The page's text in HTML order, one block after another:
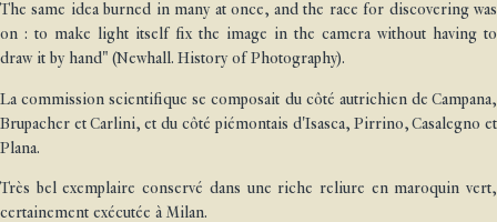
The same idea burned in many at once, and the race for discovering was
on : to make light itself fix the image in the camera without having to
draw it by hand" (Newhall. History of Photography).
La commission scientifique se composait du côté autrichien de Campana,
Brupacher et Carlini, et du côté piémontais d'Isasca, Pirrino, Casalegno et
Plana.
Très bel exemplaire conservé dans une riche reliure en maroquin vert,
certainement exécutée à Milan.